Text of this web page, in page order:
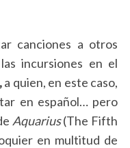
canciones a otros
incursiones en el
a quien, en este caso,
en español… pero
Aquarius(The Fifth
en multitud de